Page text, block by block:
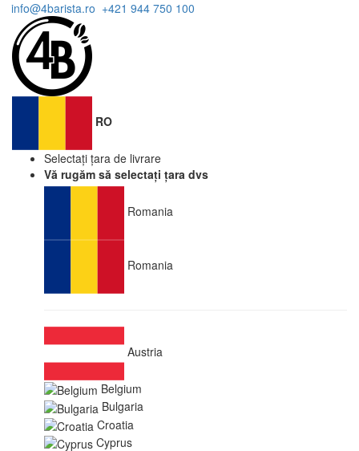
info@4barista.ro +421 944 750 100
RO
Selectați țara de livrare
Vă rugăm să selectați țara dvs
Romania
Romania
Austria
Belgium
Bulgaria
Croatia
Cyprus